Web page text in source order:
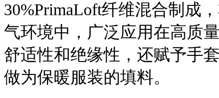
30%PrimaLoft纤维混合制成
气环境中，广泛应用在高质
舒适性和绝缘性，还赋予手
做为保暖服装的填料。